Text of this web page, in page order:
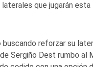
que jugarán esta
reforzar su
Sergiño Dest rumbo al